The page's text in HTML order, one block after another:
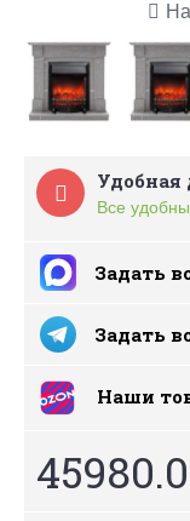
Удобная
Все
Задать
Задать
Наши